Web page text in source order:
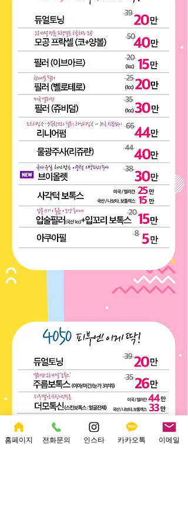
홈페이지 전화문의 인스타 카카오톡 이메일